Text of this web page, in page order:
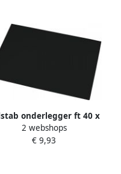
onderlegger ft 40 x
53 cm zwart
2 webshops
€ 9,93